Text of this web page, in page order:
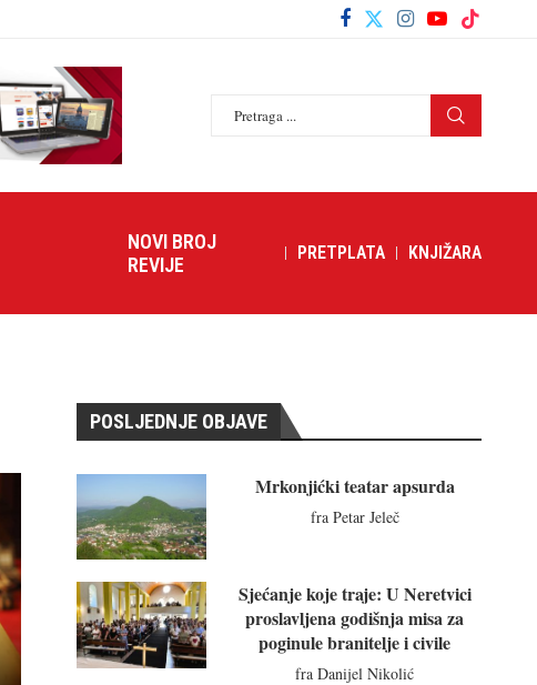
NOVI BROJ
REVIJE
PRETPLATA KNJIŽARA
POSLJEDNJE OBJAVE
Mrkonjićki teatar apsurda
fra Petar Jeleč
Sjećanje koje traje: U Neretvici
proslavljena godišnja misa za
poginule branitelje i civile
fra Danijel Nikolić